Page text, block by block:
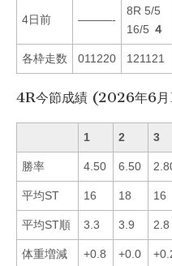
4日前 ———-
8R 5/5
16/5 ４
各枠走数 011220 121121
4R今節成績 (2026年6月
1 2 3
勝率 4.50 6.50
平均ST 16 18 16
平均ST順 3.3 3.9 2.8
体重増減 +0.8 +0.0